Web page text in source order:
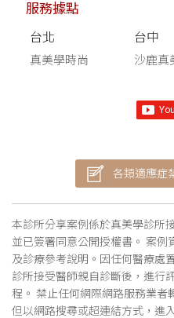
服務據點
台北
真美學時尚
台中
沙鹿真
各類適應症
本診所分享案例係於真美學診所
並已簽署同意公開授權書。 案例
及診療參考說明。因任何醫療處
診所接受醫師親自診斷後，進行
程。 禁止任何網際網路服務業者
但以網路搜尋或超連結方式，進